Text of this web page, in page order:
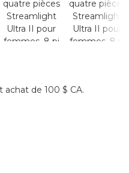
achat de 100 $ CA.